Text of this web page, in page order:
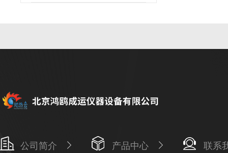
公司简介 产品中心 联系